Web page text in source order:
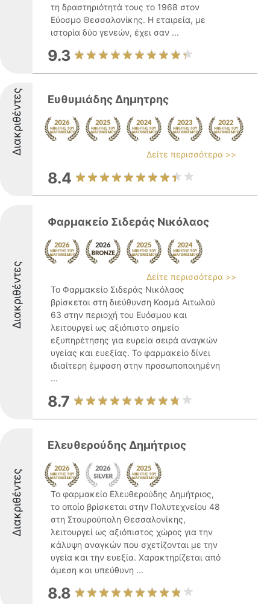
τη δραστηριότητά τους το 1968 στον
Εύοσμο Θεσσαλονίκης. Η εταιρεία, με
ιστορία δύο γενεών, έχει σαν ...
9.3
Διακριθέντες Ευθυμιάδης Δημητρης
Δείτε περισσότερα >>
8.4
Διακριθέντες
Φαρμακείο Σιδεράς Νικόλαος
Δείτε περισσότερα >>
Το Φαρμακείο Σιδεράς Νικόλαος
βρίσκεται στη διεύθυνση Κοσμά Αιτωλού
63 στην περιοχή του Ευόσμου και
λειτουργεί ως αξιόπιστο σημείο
εξυπηρέτησης για ευρεία σειρά αναγκών
υγείας και ευεξίας. Το φαρμακείο δίνει
ιδιαίτερη έμφαση στην προσωποποιημένη
...
8.7
Διακριθέντες
Ελευθερούδης Δημήτριος
Το φαρμακείο Ελευθερούδης Δημήτριος,
το οποίο βρίσκεται στην Πολυτεχνείου 48
στη Σταυρούπολη Θεσσαλονίκης,
λειτουργεί ως αξιόπιστος χώρος για την
κάλυψη αναγκών που σχετίζονται με την
υγεία και την ευεξία. Χαρακτηρίζεται από
άμεση και υπεύθυνη ...
8.8